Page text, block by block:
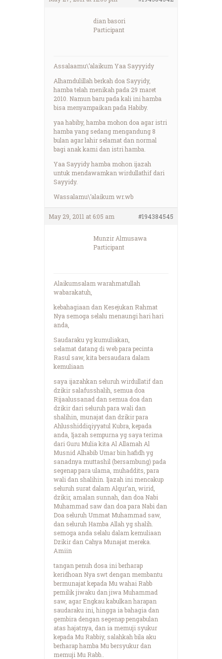
dian basori
Participant
Assalaamu\’alaikum Yaa Sayyyidy
Alhamdulillah berkah doa Sayyidy,
hamba telah menikah pada 29 maret
2010. Namun baru pada kali ini hamba
bisa menyampaikan pada Habiby.
yaa habiby, hamba mohon doa agar istri
hamba yang sedang mengandung 8
bulan agar lahir selamat dan normal
bagi anak kami dan istri hamba.
Yaa Sayyidy hamba mohon ijazah
untuk mendawamkan wirdullathif dari
Sayyidy.
Wassalamu\’alaikum wr.wb
May 29, 2011 at 6:05 am #194384545
Munzir Almusawa
Participant
Alaikumsalam warahmatullah
wabarakatuh,
kebahagiaan dan Kesejukan Rahmat
Nya semoga selalu menaungi hari hari
anda,
Saudaraku yg kumuliakan,
selamat datang di web para pecinta
Rasul saw, kita bersaudara dalam
kemuliaan
saya ijazahkan seluruh wirdullatif dan
dzikir salafusshalih, semua doa
Rijaalussanad dan semua doa dan
dzikir dari seluruh para wali dan
shalihin, munajat dan dzikir para
Ahlusshiddiqiyyatul Kubra, kepada
anda, Ijazah sempurna yg saya terima
dari Guru Mulia kita Al Allamah Al
Musnid Alhabib Umar bin hafidh yg
sanadnya muttashil (bersambung) pada
segenap para ulama, muhaddits, para
wali dan shalihin. Ijazah ini mencakup
seluruh surat dalam Alqur’an, wirid,
dzikir, amalan sunnah, dan doa Nabi
Muhammad saw dan doa para Nabi dan
Doa seluruh Ummat Muhammad saw,
dan seluruh Hamba Allah yg shalih.
semoga anda selalu dalam kemuliaan
Dzikir dan Cahya Munajat mereka.
Amiin
tangan penuh dosa ini berharap
keridhoan Nya swt dengan membantu
bermunajat kepada Mu wahai Rabb
pemilik jiwaku dan jiwa Muhammad
saw, agar Engkau kabulkan harapan
saudaraku ini, hingga ia bahagia dan
gembira dengan segenap pengabulan
atas hajatnya, dan ia memuji syukur
kepada Mu Rabbiy, salahkah bila aku
berharap hamba Mu bersyukur dan
memuji Mu Rabb..